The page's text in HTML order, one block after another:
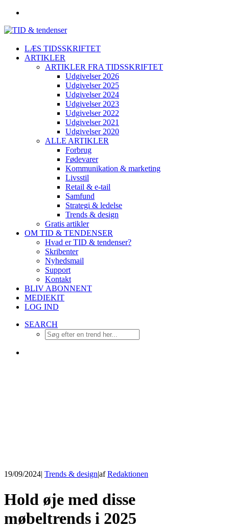
LÆS TIDSSKRIFTET
ARTIKLER
ARTIKLER FRA TIDSSKRIFTET
Udgivelser 2026
Udgivelser 2025
Udgivelser 2024
Udgivelser 2023
Udgivelser 2022
Udgivelser 2021
Udgivelser 2020
ALLE ARTIKLER
Forbrug
Fødevarer
Kommunikation & marketing
Livsstil
Retail & e-tail
Samfund
Strategi & ledelse
Trends & design
Gratis artikler
OM TID & TENDENSER
Hvad er TID & tendenser?
Skribenter
Nyhedsmail
Support
Kontakt
BLIV ABONNENT
MEDIEKIT
LOG IND
SEARCH
19/09/2024| Trends & design|afRedaktionen
Hold øje med disse
møbeltrends i 2025